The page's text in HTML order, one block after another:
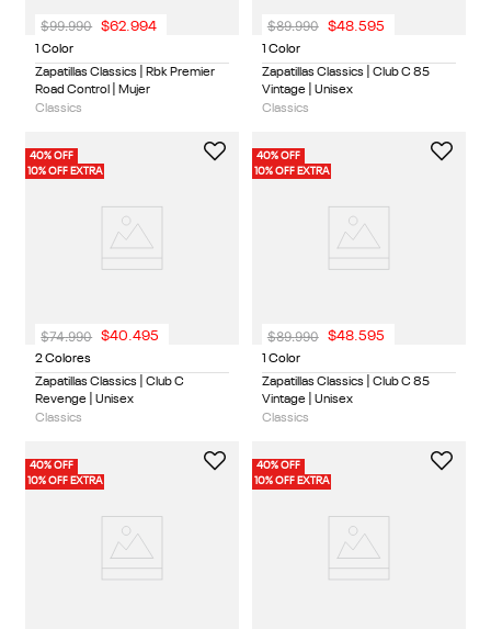
1 Color
Zapatillas Classics | Rbk Premier
Road Control | Mujer
Classics
$99.990 $62 .994
1 Color
Zapatillas Classics | Club C 85
Vintage | Unisex
Classics
$89.990 $48. 595
40% OFF
10% OFF EXTRA
2 Colores
Zapatillas Classics | Club C
Revenge | Unisex
Classics
$74.990 $40.495
40% OFF
10% OFF EXTRA
1 Color
Zapatillas Classics | Club C 85
Vintage | Unisex
Classics
$89.990 $48.595
40% OFF
10% OFF EXTRA
40% OFF
10% OFF EXTRA